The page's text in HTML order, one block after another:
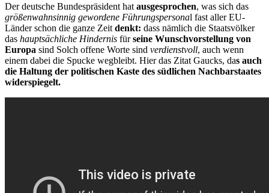
Der deutsche Bundespräsident hat ausgesprochen, was sich das
größenwahnsinnig gewordene Führungspersonal fast aller EU-
Länder schon die ganze Zeit denkt: dass nämlich die Staatsvölker
das hauptsächliche Hindernis fürseine Wunschvorstellung von
Europa sind Solch offene Worte sind verdienstvoll, auch wenn
einem dabei die Spucke wegbleibt. Hier das Zitat Gaucks, das auch
die Haltung der politischen Kaste des südlichen Nachbarstaates
widerspiegelt.